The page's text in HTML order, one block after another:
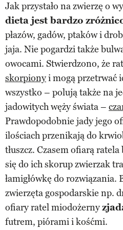
Jak przystało na zwierzę o
dieta jest bardzo
płazów, gadów, ptaków i
jaja. Nie pogardzi także
owocami. Stwierdzono, że
skorpionyi mogą przetrwać
wszystko – polują także na
jadowitych węży świata –
Prawdopodobnie jady jego
ilościach przenikają do
tłuszcz. Czasem ofiarą ratela
się do ich skorup zwierzak
łamigłówkę do rozwiązania.
zwierzęta gospodarskie np.
ofiary ratel miodożerny
futrem, piórami i kośćmi.